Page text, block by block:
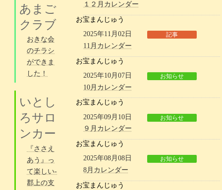
あまご
クラブ
おきな会
のチラシ
ができま
した！
いとし
ろサロ
ンカー
『ささえ
あう』っ
て楽しい-
郡上の支
１２月カレンダー
お宝まんじゅう
2025年11月02日
記事
11月カレンダー
お宝まんじゅう
2025年10月07日
お知らせ
10月カレンダー
お宝まんじゅう
2025年09月10日
お知らせ
９月カレンダー
お宝まんじゅう
2025年08月08日
お知らせ
8月カレンダー
お宝まんじゅう